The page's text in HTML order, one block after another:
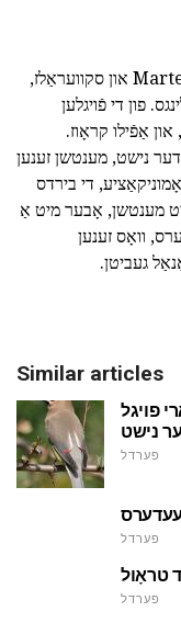
דער ערשטער שונאים פון די בירדס זענען Martens און סקוועראַלז,
פון די פֿויגלען
אַפֿילו קראָוז.
נישט, מענטשן זענען
די בירדס
מענטשן, אָבער מיט אַ
וואָס זענען
געביטן.
Similar articles
פויגל
פערדל
פערדל
פערדל